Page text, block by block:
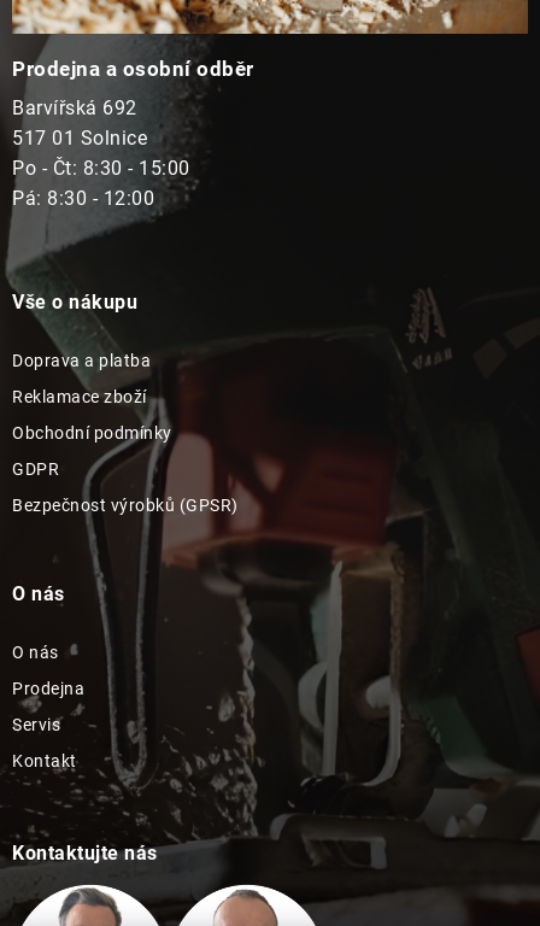
Prodejna a osobní odběr
Barvířská 692
517 01 Solnice
Po - Čt: 8:30 - 15:00
Pá: 8:30 - 12:00
Vše o nákupu
Doprava a platba
Reklamace zboží
Obchodní podmínky
GDPR
Bezpečnost výrobků (GPSR)
O nás
O nás
Prodejna
Servis
Kontakt
Kontaktujte nás